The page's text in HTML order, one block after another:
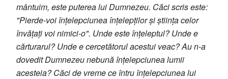
mântuim, este puterea lui Dumnezeu. Căci scris este:
"Pierde-voi înțelepciunea înțelepților și știința celor
învățați voi nimici-o". Unde este înțeleptul? Unde e
cărturarul? Unde e cercetătorul acestui veac? Au n-a
dovedit Dumnezeu nebună înțelepciunea lumii
acesteia? Căci de vreme ce întru înțelepciunea lui